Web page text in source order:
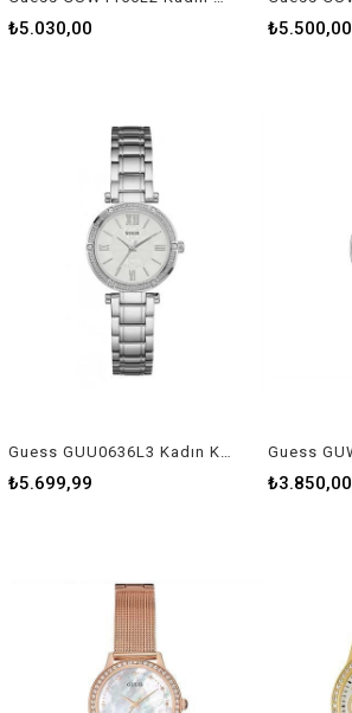
₺5.030,00 ₺5.500,00
Guess GUU0636L3 Kadın Kol Saati
₺5.699,99 ₺3.850,00